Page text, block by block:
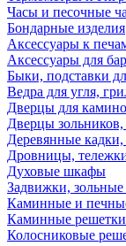
Часы и песочные
Бондарные изделия
Аксессуары к
Аксессуары для
Быки, подставки
Ведра для угля,
Дверцы для
Дверцы
Деревянные
Дровницы,
Духовые шкафы
Задвижки,
Каминные и
Каминные решетки
Колосниковые